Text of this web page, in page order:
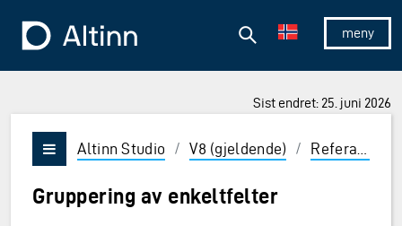
Vis/skjul
Søk
Sist endret: 25. juni 2026
og Enter for å velge
Vis/skjul meny
Altinn Studio / V8 (gjeldende) / Referanse
Gruppering av enkeltfelter